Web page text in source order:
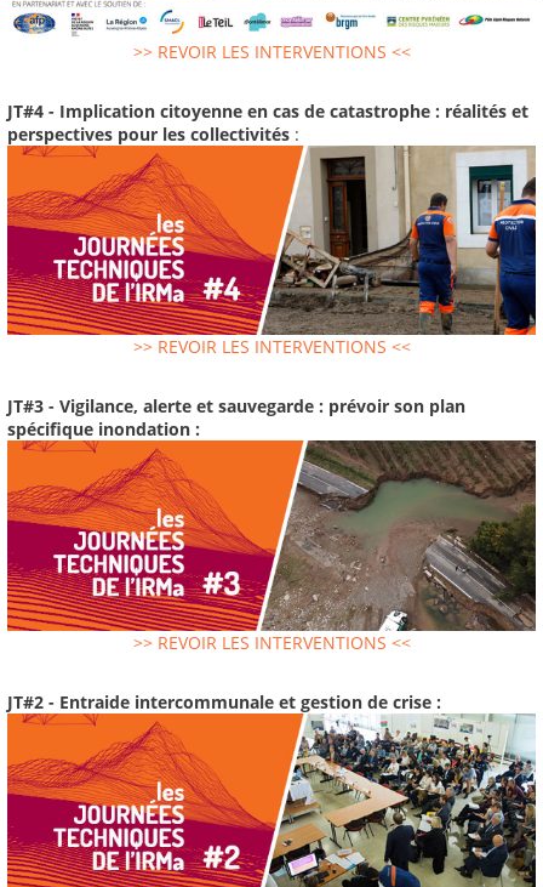
>> REVOIR LES INTERVENTIONS <<
JT#4 - Implication citoyenne en cas de catastrophe : réalités et
perspectives pour les collectivités :
>> REVOIR LES INTERVENTIONS <<
JT#3 - Vigilance, alerte et sauvegarde : prévoir son plan
spécifique inondation :
>> REVOIR LES INTERVENTIONS <<
JT#2 - Entraide intercommunale et gestion de crise :